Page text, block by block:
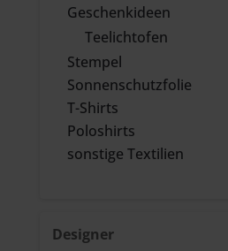
Geschenkideen
Teelichtofen
Stempel
Sonnenschutzfolie
T-Shirts
Poloshirts
sonstige Textilien
Designer